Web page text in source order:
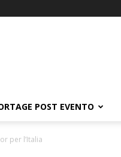
POST EVENTO
per l’Italia